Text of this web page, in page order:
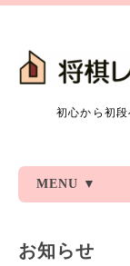
初心から初
MENU ▼
お知らせ